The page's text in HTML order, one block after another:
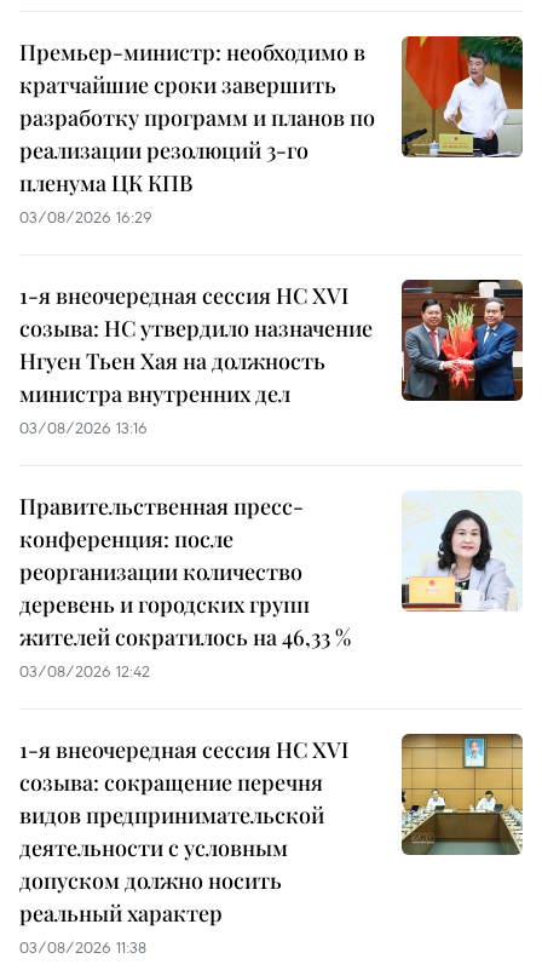
Премьер-министр: необходимо в
кратчайшие сроки завершить
разработку программ и планов по
реализации резолюций 3-го
пленума ЦК КПВ
03/08/2026 16:29
1-я внеочередная сессия НС XVI
созыва: НС утвердило назначение
Нгуен Тьен Хая на должность
министра внутренних дел
03/08/2026 13:16
Правительственная пресс-
конференция: после
реорганизации количество
деревень и городских групп
жителей сократилось на 46,33 %
03/08/2026 12:42
1-я внеочередная сессия НС XVI
созыва: сокращение перечня
видов предпринимательской
деятельности с условным
допуском должно носить
реальный характер
03/08/2026 11:38